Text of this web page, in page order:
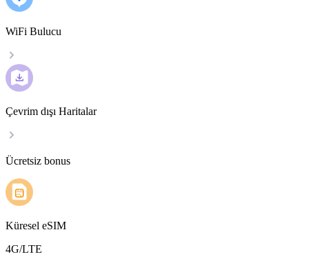
WiFi Bulucu
Çevrim dışı Haritalar
Ücretsiz bonus
Küresel eSIM
4G/LTE